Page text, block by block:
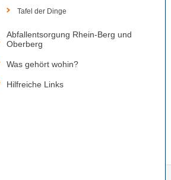
Tafel der Dinge
Abfallentsorgung Rhein-Berg und
Oberberg
Was gehört wohin?
Hilfreiche Links